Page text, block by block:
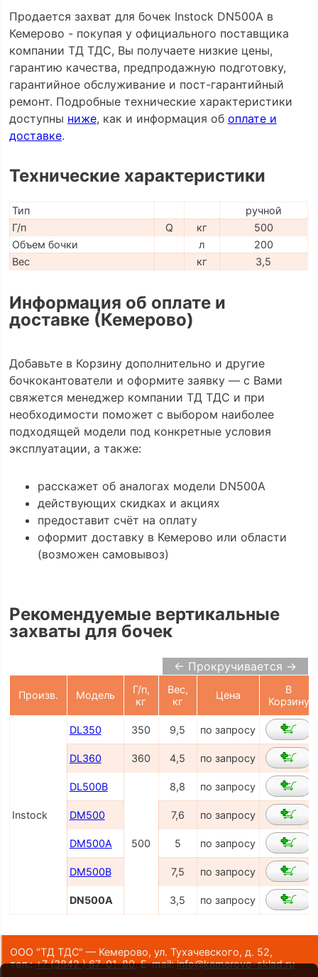
Продается захват для бочек Instock DN500A в
Кемерово - покупая у официального поставщика
компании ТД ТДС, Вы получаете низкие цены,
гарантию качества, предпродажную подготовку,
гарантийное обслуживание и пост-гарантийный
ремонт. Подробные технические характеристики
доступны ниже, как и информация об оплате и
доставке.
Технические характеристики
Тип
ручной
Г/п
Q кг
500
Объем бочки
л
200
Вес
кг 3,5
Информация об оплате и
доставке (Кемерово)
Добавьте в Корзину дополнительно и другие
бочкокантователи и оформите заявку — с Вами
свяжется менеджер компании ТД ТДС и при
необходимости поможет с выбором наиболее
подходящей модели под конкретные условия
эксплуатации, а также:
расскажет об аналогах модели DN500A
действующих скидках и акциях
предоставит счёт на оплату
оформит доставку в Кемерово или области
(возможен самовывоз)
Рекомендуемые вертикальные
захваты для бочек
← Прокручивается →
Произв. Модель
Г/п,
кг
Вес,
кг
Цена
В
Корзину
Instock
DL350 350 9,5 по запросу
DL360 360 4,5 по запросу
DL500B
500
8,8 по запросу
DM500 7,6 по запросу
DM500A 5 по запросу
DM500B 7,5 по запросу
DN500A 3,5 по запросу
ООО "ТД ТДС" — Кемерово, ул. Тухачевского, д. 52,
тел.:+7 (3842 ) 67-01-80,E-mail:info@kemerovo-sklad.ru